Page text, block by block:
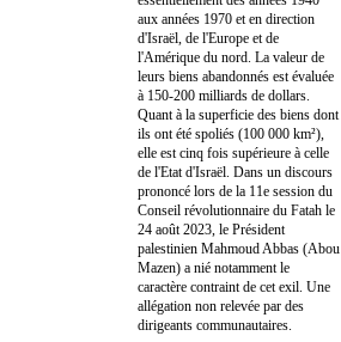
aux années 1970 et en direction
d'Israël, de l'Europe et de
l'Amérique du nord. La valeur de
leurs biens abandonnés est évaluée
à 150-200 milliards de dollars.
Quant à la superficie des biens dont
ils ont été spoliés (100 000 km²),
elle est cinq fois supérieure à celle
de l'Etat d'Israël. Dans un discours
prononcé lors de la 11e session du
Conseil révolutionnaire du Fatah le
24 août 2023, le Président
palestinien Mahmoud Abbas (Abou
Mazen) a nié notamment le
caractère contraint de cet exil. Une
allégation non relevée par des
dirigeants communautaires.